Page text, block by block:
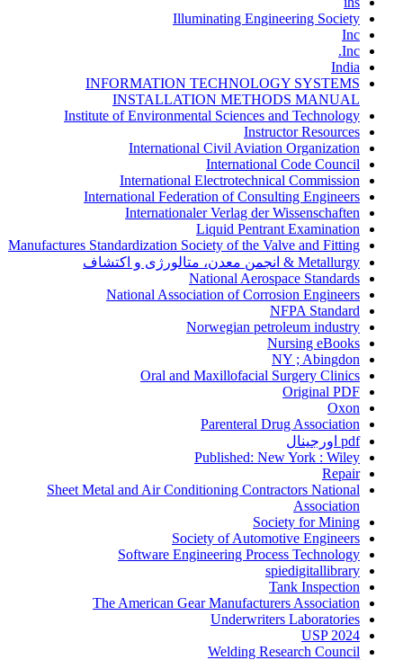
Illuminating Engineering Society
Inc
Inc.
India
INFORMATION TECHNOLOGY SYSTEMS
INSTALLATION METHODS MANUAL
Institute of Environmental Sciences and Technology
Instructor Resources
International Civil Aviation Organization
International Code Council
International Electrotechnical Commission
International Federation of Consulting Engineers
Internationaler Verlag der Wissenschaften
Liquid Pentrant Examination
Manufactures Standardization Society of the Valve and Fitting
Metallurgy & انجمن معدن، متالورژی و اکتشاف
National Aerospace Standards
National Association of Corrosion Engineers
NFPA Standard
Norwegian petroleum industry
Nursing eBooks
NY ; Abingdon
Oral and Maxillofacial Surgery Clinics
Original PDF
Oxon
Parenteral Drug Association
pdf اورجینال
Published: New York : Wiley
Repair
Sheet Metal and Air Conditioning Contractors National
Association
Society for Mining
Society of Automotive Engineers
Software Engineering Process Technology
spiedigitallibrary
Tank Inspection
The American Gear Manufacturers Association
Underwriters Laboratories
USP 2024
Welding Research Council